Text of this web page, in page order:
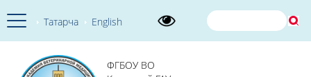
Татарча English
ФГБОУ ВО